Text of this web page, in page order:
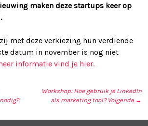
maken deze startups keer op
met deze verkiezing hun verdiende
datum in november is nog niet
informatie vind je hier.
NAVIGATIE
Workshop: Hoe gebruik je LinkedIn
als marketing tool? Volgende →